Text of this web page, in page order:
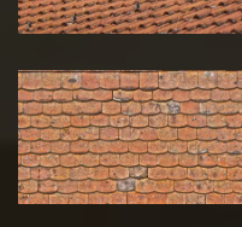
démoussage de
toiture 39
Jura